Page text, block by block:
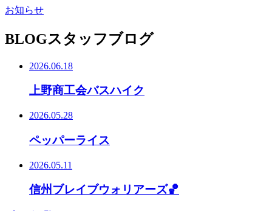
お知らせ
BLOGスタッフブログ
2026.06.18
上野商工会バスハイク
2026.05.28
ペッパーライス
2026.05.11
信州ブレイブウォリアーズ🏀